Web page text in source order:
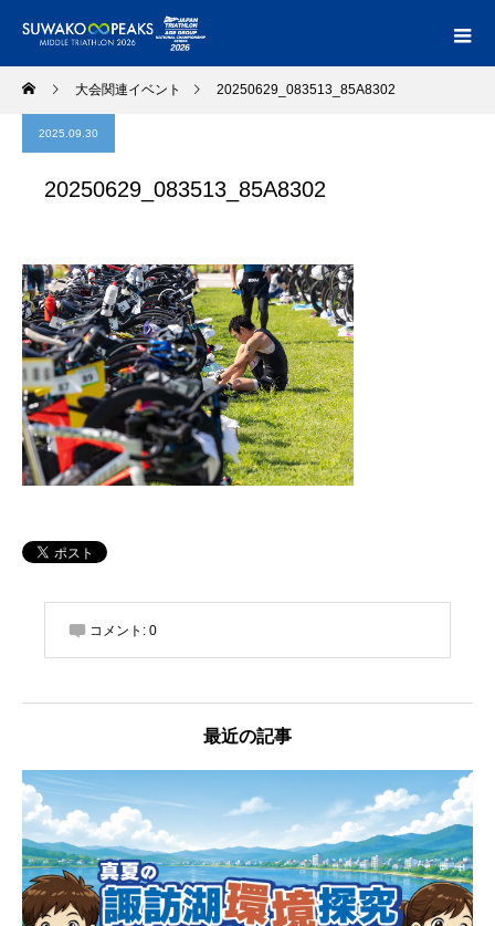
大会関連イベント 20250629_083513_85A8302
2025.09.30
20250629_083513_85A8302
コメント: 0
最近の記事